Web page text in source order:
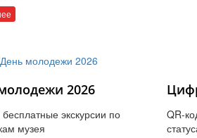
2026
экскурсии по
музея
QR-